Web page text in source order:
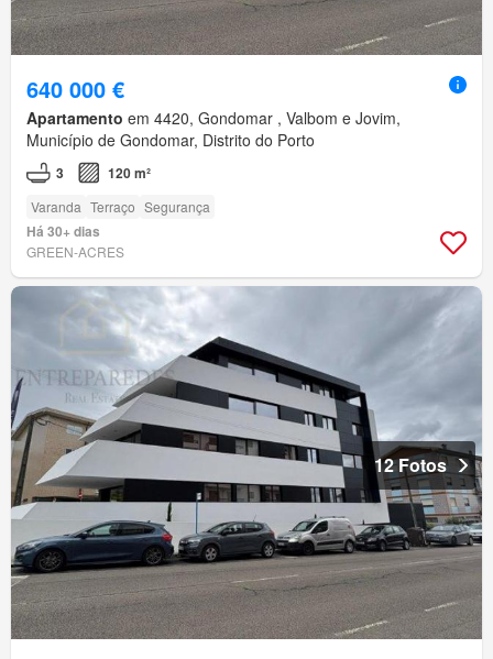
640 000 €
Apartamento em 4420, Gondomar , Valbom e Jovim,
Município de Gondomar, Distrito do Porto
3 120 m²
Varanda Terraço Segurança
Há 30+ dias
GREEN-ACRES
12 Fotos